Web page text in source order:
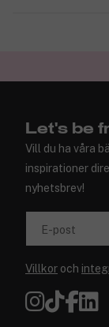
Let's be
Vill du ha våra
inspirationer
nyhetsbrev!
E-post
Villkor och